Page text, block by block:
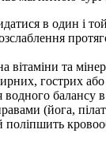
в один і
вітаміни та
гострих або
балансу в
(йога,